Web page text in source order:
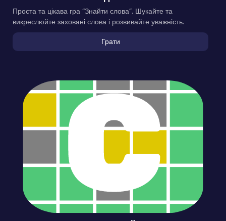
Проста та цікава гра “Знайти слова”. Шукайте та
викреслюйте заховані слова і розвивайте уважність.
Грати